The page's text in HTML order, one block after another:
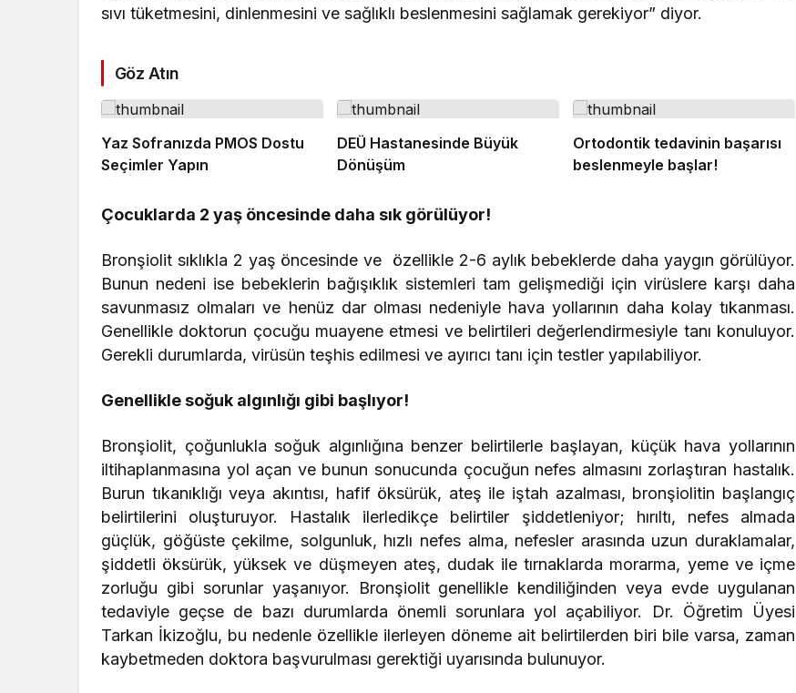
sıvı tüketmesini, dinlenmesini ve sağlıklı beslenmesini sağlamak gerekiyor” diyor.
Göz Atın
Yaz Sofranızda PMOS Dostu
Seçimler Yapın
DEÜ Hastanesinde Büyük
Dönüşüm
Ortodontik tedavinin başarısı
beslenmeyle başlar!
Çocuklarda 2 yaş öncesinde daha sık görülüyor!
Bronşiolit sıklıkla 2 yaş öncesinde ve özellikle 2-6 aylık bebeklerde daha yaygın görülüyor.
Bunun nedeni ise bebeklerin bağışıklık sistemleri tam gelişmediği için virüslere karşı daha
savunmasız olmaları ve henüz dar olması nedeniyle hava yollarının daha kolay tıkanması.
Genellikle doktorun çocuğu muayene etmesi ve belirtileri değerlendirmesiyle tanı konuluyor.
Gerekli durumlarda, virüsün teşhis edilmesi ve ayırıcı tanı için testler yapılabiliyor.
Genellikle soğuk algınlığı gibi başlıyor!
Bronşiolit, çoğunlukla soğuk algınlığına benzer belirtilerle başlayan, küçük hava yollarının
iltihaplanmasına yol açan ve bunun sonucunda çocuğun nefes almasını zorlaştıran hastalık.
Burun tıkanıklığı veya akıntısı, hafif öksürük, ateş ile iştah azalması, bronşiolitin başlangıç
belirtilerini oluşturuyor. Hastalık ilerledikçe belirtiler şiddetleniyor; hırıltı, nefes almada
güçlük, göğüste çekilme, solgunluk, hızlı nefes alma, nefesler arasında uzun duraklamalar,
şiddetli öksürük, yüksek ve düşmeyen ateş, dudak ile tırnaklarda morarma, yeme ve içme
zorluğu gibi sorunlar yaşanıyor. Bronşiolit genellikle kendiliğinden veya evde uygulanan
tedaviyle geçse de bazı durumlarda önemli sorunlara yol açabiliyor. Dr. Öğretim Üyesi
Tarkan İkizoğlu, bu nedenle özellikle ilerleyen döneme ait belirtilerden biri bile varsa, zaman
kaybetmeden doktora başvurulması gerektiği uyarısında bulunuyor.